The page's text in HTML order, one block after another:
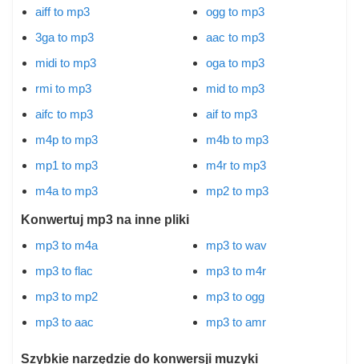
aiff to mp3
3ga to mp3
midi to mp3
rmi to mp3
aifc to mp3
m4p to mp3
mp1 to mp3
m4a to mp3
ogg to mp3
aac to mp3
oga to mp3
mid to mp3
aif to mp3
m4b to mp3
m4r to mp3
mp2 to mp3
Konwertuj mp3 na inne pliki
mp3 to m4a
mp3 to flac
mp3 to mp2
mp3 to aac
mp3 to wav
mp3 to m4r
mp3 to ogg
mp3 to amr
Szybkie narzędzie do konwersji muzyki